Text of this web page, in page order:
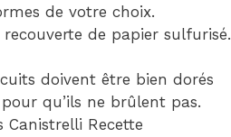
de votre choix.
de papier sulfurisé.
doivent être bien dorés
qu’ils ne brûlent pas.
Canistrelli Recette